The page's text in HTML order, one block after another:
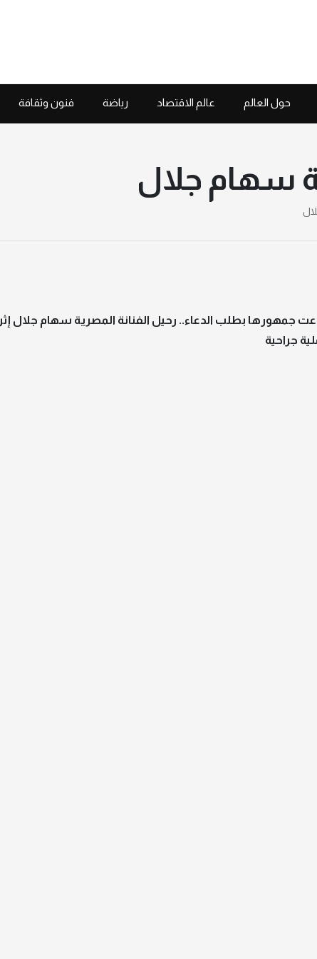
حول العالم عالم الاقتصاد رياضة فنون وثقافة
سهام جلال
جمهورها بطلب الدعاء.. رحيل الفنانة المصرية سهام جلال إثر
جراحية